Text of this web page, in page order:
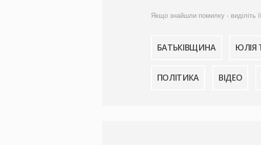
Якщо знайшли помилку - виділіть
БАТЬКІВЩИНА
ПОЛІТИКА ВІДЕО